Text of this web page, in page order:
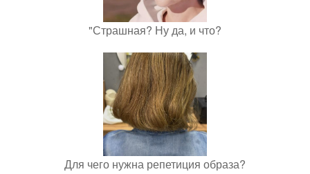
"Страшная? Ну да, и что?
Для чего нужна репетиция образа?